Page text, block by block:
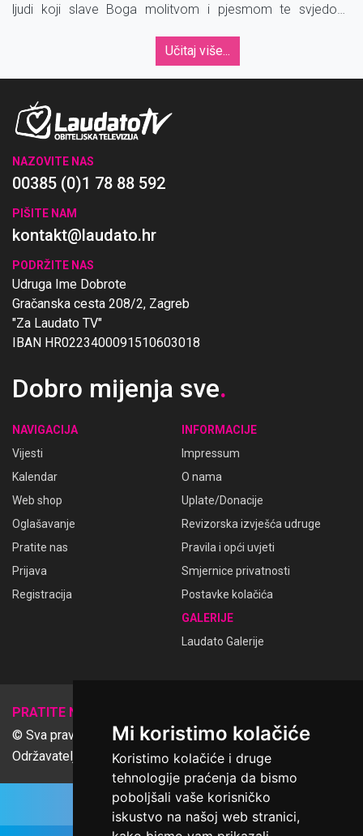
Mi koristimo kolačiće
Koristimo kolačiće i druge
tehnologije praćenja da bismo
poboljšali vaše korisničko
iskustvo na našoj web stranici,
ljudi koji slave Boga molitvom i pjesmom te svjedoče
Učitaj više...
NAZOVITE NAS
00385 (0)1 78 88 592
PIŠITE NAM
kontakt@laudato.hr
PODRŽITE NAS
Udruga Ime Dobrote
Gračanska cesta 208/2, Zagreb
"Za Laudato TV"
IBAN HR0223400091510603018
Dobro mijenja sve.
NAVIGACIJA
Vijesti
Kalendar
Web shop
Oglašavanje
Pratite nas
Prijava
Registracija
INFORMACIJE
Impressum
O nama
Uplate/Donacije
Revizorska izvješća udruge
Pravila i opći uvjeti
Smjernice privatnosti
Postavke kolačića
GALERIJE
Laudato Galerije
PRATITE NAS
© Sva prava pridržana Udruga Ime dobrote
Održavatelj Netcom d.o.o., Riva 6, Rijeka